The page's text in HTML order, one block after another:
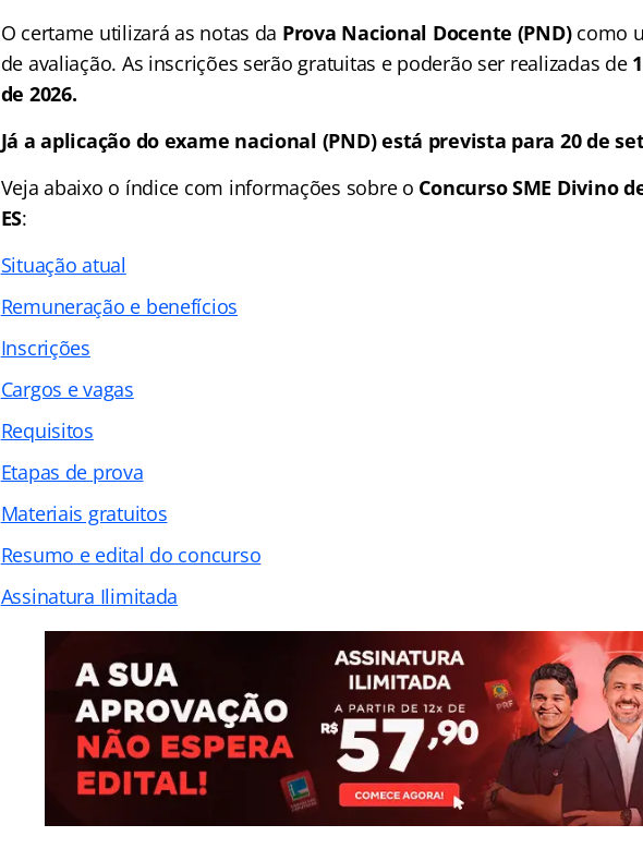
O certame utilizará as notas da Prova Nacional Docente (PND)como
de avaliação. As inscrições serão gratuitas e poderão ser realizadas de
de 2026.
Já a aplicação do exame nacional (PND) está prevista para 20 de
Veja abaixo o índice com informações sobre o Concurso SME Divino
ES:
Situação atual
Remuneração e benefícios
Inscrições
Cargos e vagas
Requisitos
Etapas de prova
Materiais gratuitos
Resumo e edital do concurso
Assinatura Ilimitada